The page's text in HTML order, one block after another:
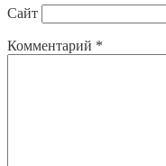
Сайт
Комментарий *